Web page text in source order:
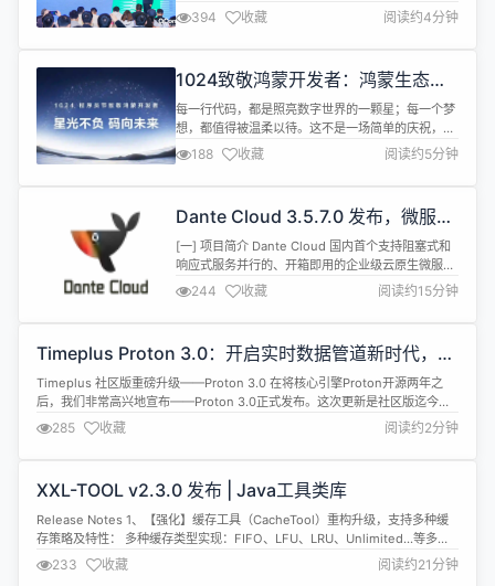
件主任工程师带来了《开源鸿蒙 React Native 性能
体验提升实践与思考》的主题分享，深入解析了开源
鸿蒙React Native（RN）版本的最新进展，以及在
快速演进，助力应用RN业务高效商用 随着鸿...
394 收藏 阅读约4分钟
1024致敬鸿蒙开发者：鸿蒙生态全
速进击背后的真正主角
每一行代码，都是照亮数字世界的一颗星；每一个梦
想，都值得被温柔以待。这不是一场简单的庆祝，而
是一次真挚的致敬。在1024程序员节这个属于所有
开发者的日子里，华为鸿蒙团队携星光与敬意，奔赴
全国各地，发起“星光不负 码向未来”致敬活动，就是
是您智慧与汗水的结晶；您书写的不是冰冷的代码，
而是我们共同热爱的未来。你们，...
188 收藏 阅读约5分钟
Dante Cloud 3.5.7.0 发布，微服务
也支持从 Session 便捷获取用户信
息了
[一] 项目简介 Dante Cloud 国内首个支持阻塞式和
响应式服务并行的、开箱即用的企业级云原生微服务
基座。是采用领域驱动模型(DDD)设计思想，以「高
质量代码、低安全漏洞」为核心，基于 Spring 生态
全域开源技术，高度模块化和组件化设计，支持智能
求，支持接口国密数字信封加解密等一系列安全体系
的一站式...
244 收藏 阅读约15分钟
Timeplus Proton 3.0：开启实时数据管道新时代，让
海量数据处理更极简高效
Timeplus 社区版重磅升级——Proton 3.0 在将核心引擎Proton开源两年之
后，我们非常高兴地宣布——Proton 3.0正式发布。这次更新是社区版迄今为
止最大的一次升级，标志着Timeplus在实时数据处理领域迈出了重要一步。
Proton 3.0为每一位开发者带来了完整的流式数据连接、处理与路由能力，并
在一个单一二进制文件中实现了无与伦比的...
285 收藏 阅读约2分钟
XXL-TOOL v2.3.0 发布 | Java工具类库
Release Notes 1、【强化】缓存工具（CacheTool）重构升级，支持多种缓
存策略及特性： 多种缓存类型实现：FIFO、LFU、LRU、Unlimited...等多种
实现； 锁分桶设计：在保障缓存读写线程安全基础上，降低锁冲突几率，从而
提升缓存性能； 缓存过期策略：支持多种缓存过期策略，如 “写入后过期、访
233 收藏 阅读约21分钟